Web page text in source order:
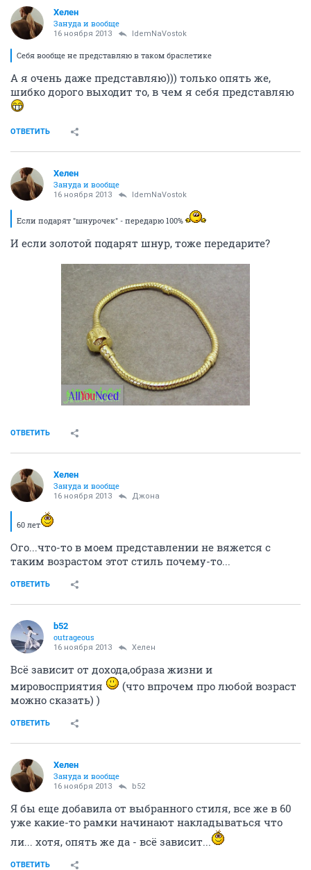
Хелен
Зануда и вообще
16 ноября 2013 IdemNaVostok
Себя вообще не представляю в таком браслетике
А я очень даже представляю))) только опять же,
шибко дорого выходит то, в чем я себя представляю
ОТВЕТИТЬ
Хелен
Зануда и вообще
16 ноября 2013 IdemNaVostok
Если подарят "шнурочек" - передарю 100%
И если золотой подарят шнур, тоже передарите?
ОТВЕТИТЬ
Хелен
Зануда и вообще
16 ноября 2013 Джона
60 лет
Ого...что-то в моем представлении не вяжется с
таким возрастом этот стиль почему-то...
ОТВЕТИТЬ
b52
outrageous
16 ноября 2013 Хелен
Всё зависит от дохода,образа жизни и
мировосприятия
(что впрочем про любой возраст
можно сказать) )
ОТВЕТИТЬ
Хелен
Зануда и вообще
16 ноября 2013 b52
Я бы еще добавила от выбранного стиля, все же в 60
уже какие-то рамки начинают накладываться что
ли... хотя, опять же да - всё зависит...
ОТВЕТИТЬ